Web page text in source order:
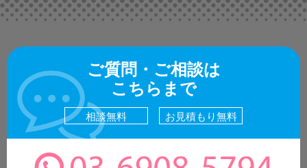
ご質問・ご相談は
こちらまで
相談無料 お見積もり無料